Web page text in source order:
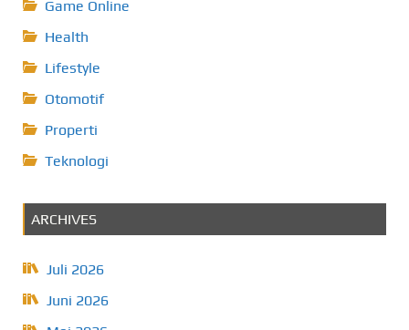
Game Online
Health
Lifestyle
Otomotif
Properti
Teknologi
ARCHIVES
Juli 2026
Juni 2026